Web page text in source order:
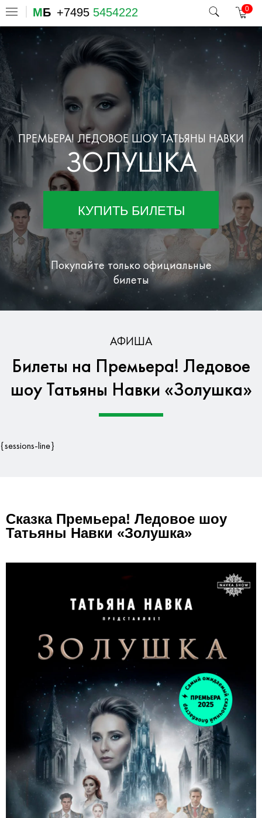
МБ +7495 5454222 0
ПРЕМЬЕРА! ЛЕДОВОЕ ШОУ ТАТЬЯНЫ НАВКИ
ЗОЛУШКА
КУПИТЬ БИЛЕТЫ
Покупайте только официальные
билеты
Гарантия безопасности данных
АФИША
Билеты на Премьера! Ледовое
шоу Татьяны Навки «Золушка»
{sessions-line}
Сказка Премьера! Ледовое шоу
Татьяны Навки «Золушка»